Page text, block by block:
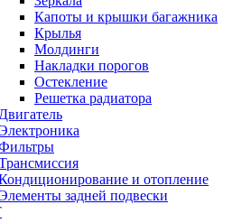
Капоты и крышки багажника
Крылья
Молдинги
Накладки порогов
Остекление
Решетка радиатора
Двигатель
и отопление
задней подвески